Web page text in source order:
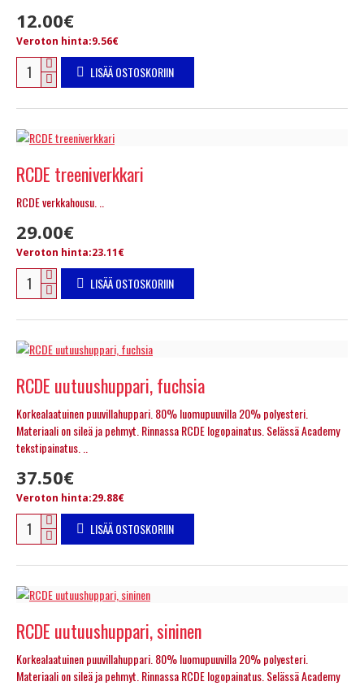
12.00€
Veroton hinta:9.56€
LISÄÄ OSTOSKORIIN
RCDE treeniverkkari
RCDE verkkahousu. ..
29.00€
Veroton hinta:23.11€
LISÄÄ OSTOSKORIIN
RCDE uutuushuppari, fuchsia
Korkealaatuinen puuvillahuppari. 80% luomupuuvilla 20% polyesteri.
Materiaali on sileä ja pehmyt. Rinnassa RCDE logopainatus. Selässä Academy
tekstipainatus. ..
37.50€
Veroton hinta:29.88€
LISÄÄ OSTOSKORIIN
RCDE uutuushuppari, sininen
Korkealaatuinen puuvillahuppari. 80% luomupuuvilla 20% polyesteri.
Materiaali on sileä ja pehmyt. Rinnassa RCDE logopainatus. Selässä Academy